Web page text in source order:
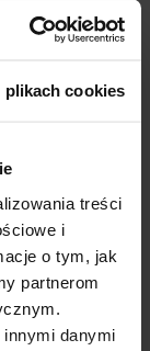
plikach cookies
treści
i
o tym, jak
partnerom
danymi